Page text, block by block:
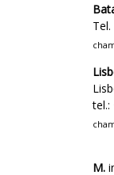
tel.:
M.